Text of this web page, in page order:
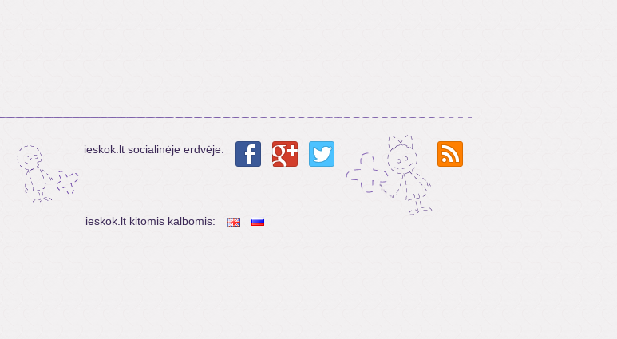
ieskok.lt socialinėje erdvėje:
ieskok.lt kitomis kalbomis: